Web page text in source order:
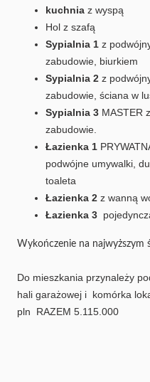
kuchnia z wyspą
Hol z szafą
Sypialnia 1 z
zabudowie, biurkiem
Sypialnia 2 z
zabudowie, ściana w
Sypialnia 3 MASTER
zabudowie.
Łazienka 1
podwójne umywalki,
toaleta
Łazienka 2 z wanną
Łazienka 3
Wykończenie na najwyższym
Do mieszkania przynależy
hali garażowej i komórka
pln RAZEM 5.115.000